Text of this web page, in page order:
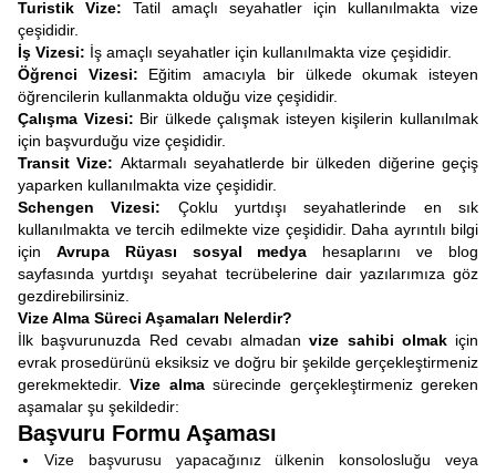
Turistik Vize: Tatil amaçlı seyahatler için kullanılmakta vize
çeşididir.
İş Vizesi: İş amaçlı seyahatler için kullanılmakta vize çeşididir.
Öğrenci Vizesi: Eğitim amacıyla bir ülkede okumak isteyen
öğrencilerin kullanmakta olduğu vize çeşididir.
Çalışma Vizesi: Bir ülkede çalışmak isteyen kişilerin kullanılmak
için başvurduğu vize çeşididir.
Transit Vize: Aktarmalı seyahatlerde bir ülkeden diğerine geçiş
yaparken kullanılmakta vize çeşididir.
Schengen Vizesi: Çoklu yurtdışı seyahatlerinde en sık
kullanılmakta ve tercih edilmekte vize çeşididir. Daha ayrıntılı bilgi
için Avrupa Rüyası sosyal medya hesaplarını ve blog
sayfasında yurtdışı seyahat tecrübelerine dair yazılarımıza göz
gezdirebilirsiniz.
Vize Alma Süreci Aşamaları Nelerdir?
İlk başvurunuzda Red cevabı almadanvize sahibi olmakiçin
evrak prosedürünü eksiksiz ve doğru bir şekilde gerçekleştirmeniz
gerekmektedir.Vize almasürecinde gerçekleştirmeniz gereken
aşamalar şu şekildedir:
Başvuru Formu Aşaması
Vize başvurusu yapacağınız ülkenin konsolosluğu veya